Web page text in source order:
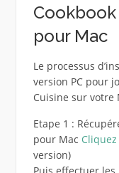
Cookbook
pour Mac
Le processus
version PC pour
Cuisine sur votre
Etape 1 :
pour Mac
version)